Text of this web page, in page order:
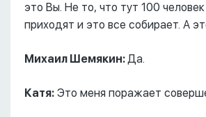
это Вы. Не то, что тут 100
приходят и это все собирает. А
Михаил Шемякин:Да.
Катя: Это меня поражает